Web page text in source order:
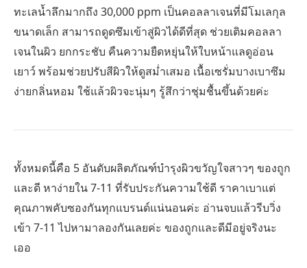
ทะเลน้ำลึกมากถึง 30,000 ppm เป็นคอลลาเจนที่มีโมเลกุล
ขนาดเล็ก สามารถดูดซึมเข้าสู่ผิวได้ดีที่สุด ช่วยเติมคอลลา
เจนในผิว ยกกระชับ คืนความยืดหยุ่นให้ใบหน้าแลดูอ่อน
เยาว์ พร้อมช่วยปรับสีผิวให้ดูสม่ำเสมอ เนื้อเซรั่มบางเบาซึม
ง่ายกลิ่นหอม ใช้แล้วผิวจะนุ่มๆ รู้สึกว่าชุ่มชื้นขึ้นด้วยค่ะ
ทั้งหมดนี้คือ 5 อันดับผลิตภัณฑ์บำรุงผิวขวัญใจสาวๆ ของถูก
และดี หาง่ายใน 7-11 ที่รับประกันความใช้ดี ราคาเบาแต่
คุณภาพคับซองกันทุกแบรนด์แน่นอนค่ะ อ่านจบแล้วรีบวิ่ง
เข้า 7-11 ไปหามาลองกันเลยค่ะ ของถูกและดีมีอยู่จริงนะ
เออ